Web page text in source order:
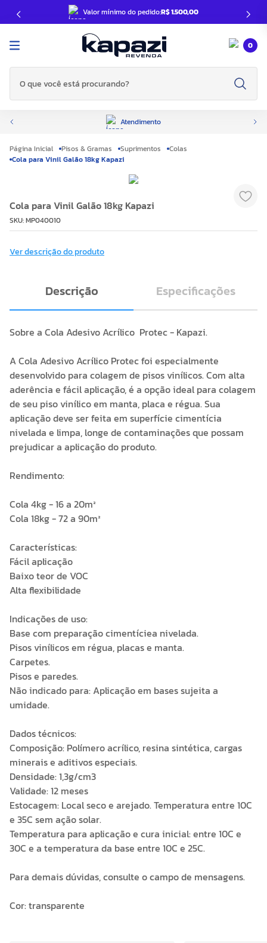
Valor mínimo do pedido:R$ 1.500,00
0
O que você está procurando?
Atendimento
Pisos & Gramas Suprimentos
Colas
Cola para Vinil Galão 18kg Kapazi
Cola para Vinil Galão 18kg Kapazi
SKU:MP040010
Ver descrição do produto
Descrição Especificações
Sobre a Cola Adesivo Acrílico Protec - Kapazi.
A Cola Adesivo Acrílico Protec foi especialmente
desenvolvido para colagem de pisos vinílicos. Com alta
aderência e fácil aplicação, é a opção ideal para colagem
de seu piso vinílico em manta, placa e régua. Sua
aplicação deve ser feita em superfície cimentícia
nivelada e limpa, longe de contaminações que possam
prejudicar a aplicação do produto.
Rendimento:
Cola 4kg - 16 a 20m²
Cola 18kg - 72 a 90m²
Características:
Fácil aplicação
Baixo teor de VOC
Alta flexibilidade
Indicações de uso:
Base com preparação cimentíciea nivelada.
Pisos vinílicos em régua, placas e manta.
Carpetes.
Pisos e paredes.
Não indicado para: Aplicação em bases sujeita a
umidade.
Dados técnicos:
Composição: Polímero acrílico, resina sintética, cargas
minerais e aditivos especiais.
Densidade: 1,3g/cm3
Validade: 12 meses
Estocagem: Local seco e arejado. Temperatura entre 10C
e 35C sem ação solar.
Temperatura para aplicação e cura inicial: entre 10C e
30C e a temperatura da base entre 10C e 25C.
Para demais dúvidas, consulte o campo de mensagens.
Cor: transparente